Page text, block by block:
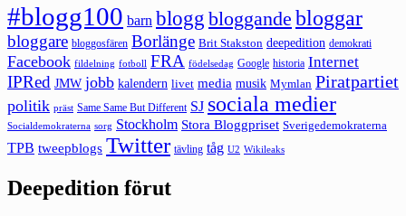
#blogg100 barn blogg bloggande bloggar
bloggare bloggosfären Borlänge Brit Stakston deepedition demokrati
Facebook fildelning fotboll FRA födelsedag Google historia Internet
IPRed JMW jobb kalendern livet media musik Mymlan Piratpartiet
politik präst Same Same But Different SJ sociala medier
Socialdemokraterna sorg Stockholm Stora Bloggpriset Sverigedemokraterna
TPB tweepblogs Twitter tävling tåg U2 Wikileaks
Deepedition förut